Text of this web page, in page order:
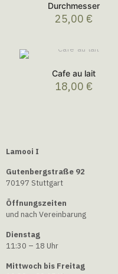
Durchmesser
25,00 €
Cafe au lait
18,00 €
Lamooi I
Gutenbergstraße 92
70197 Stuttgart
Öffnungszeiten
und nach Vereinbarung
Dienstag
11:30 – 18 Uhr
Mittwoch bis Freitag